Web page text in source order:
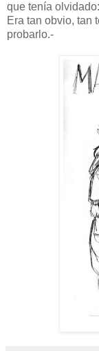
que tenía olvidado:
Era tan obvio, tan
probarlo.-